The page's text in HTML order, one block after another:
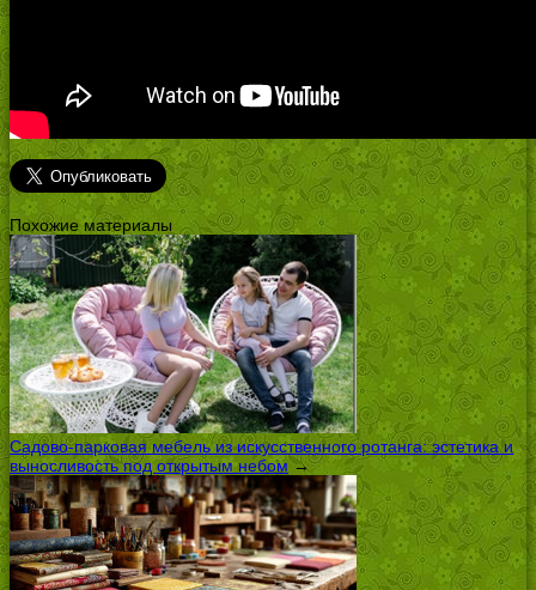
Похожие материалы
Садово-парковая мебель из искусственного ротанга: эстетика и
выносливость под открытым небом →